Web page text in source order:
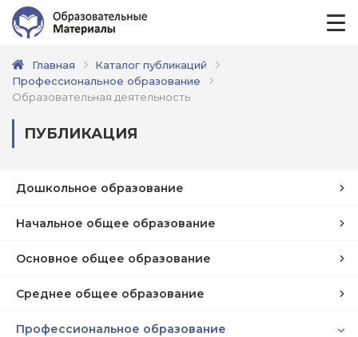
Главная
Каталог публикаций
Профессиональное образование
Образовательная деятельность
ПУБЛИКАЦИЯ
Дошкольное образование
Начальное общее образование
Основное общее образование
Среднее общее образование
Профессиональное образование